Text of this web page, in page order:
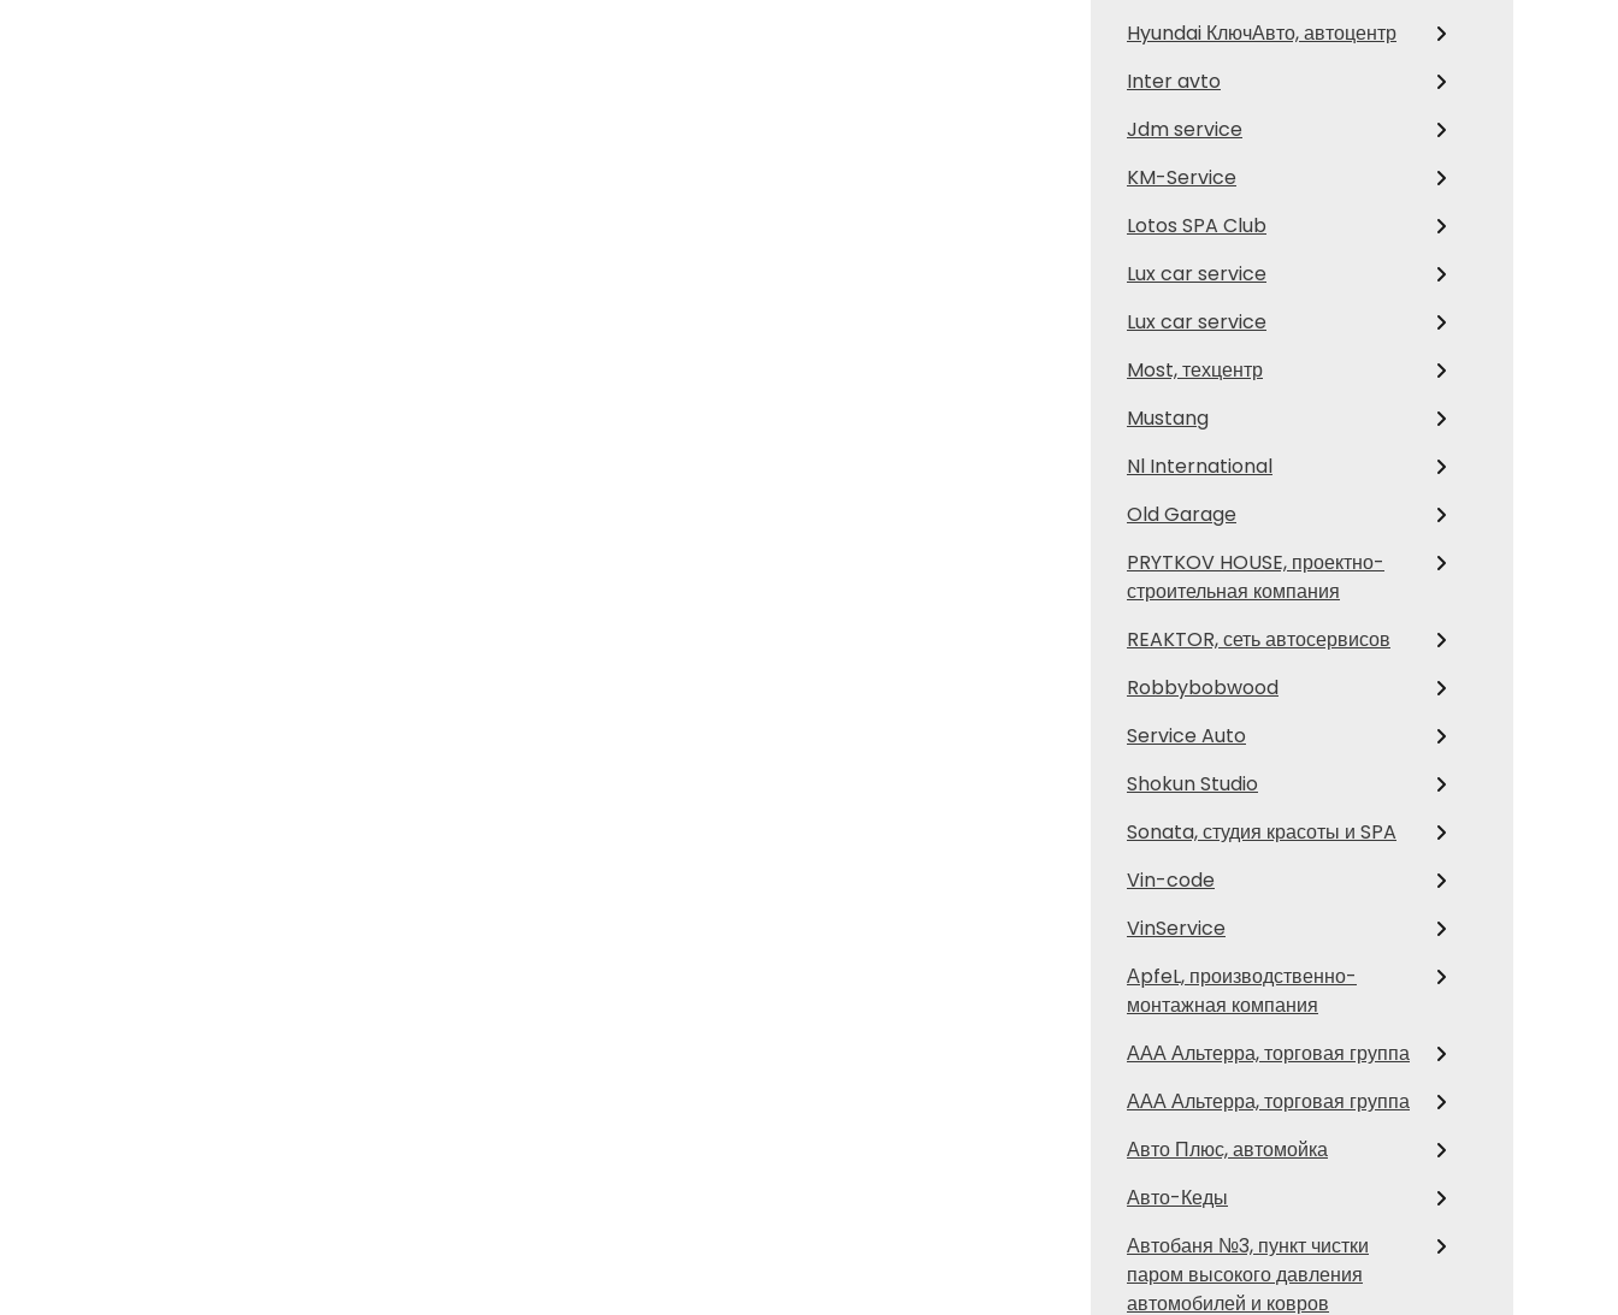
Hyundai КлючАвто, автоцентр
Inter avto
Jdm service
KM-Service
Lotos SPA Club
Lux car service
Lux car service
Most, техцентр
Mustang
Nl International
Old Garage
PRYTKOV HOUSE, проектно-
строительная компания
REAKTOR, сеть автосервисов
Robbybobwood
Service Auto
Shokun Studio
Sonata, студия красоты и SPA
Vin-code
VinService
АpfeL, производственно-
монтажная компания
ААА Альтерра, торговая группа
ААА Альтерра, торговая группа
Авто Плюс, автомойка
Авто-Кеды
Автобаня №3, пункт чистки
паром высокого давления
автомобилей и ковров